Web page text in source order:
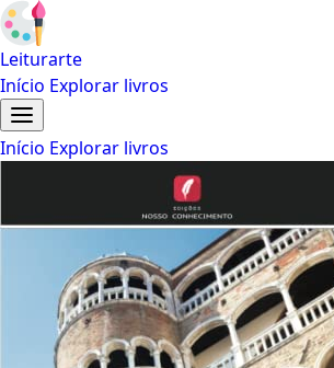
Leiturarte
Início Explorar livros
Início Explorar livros